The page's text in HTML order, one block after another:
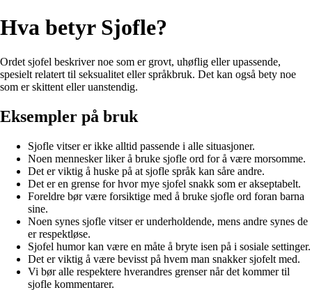
Hva betyr Sjofle?
Ordet sjofel beskriver noe som er grovt, uhøflig eller upassende,
spesielt relatert til seksualitet eller språkbruk. Det kan også bety noe
som er skittent eller uanstendig.
Eksempler på bruk
Sjofle vitser er ikke alltid passende i alle situasjoner.
Noen mennesker liker å bruke sjofle ord for å være morsomme.
Det er viktig å huske på at sjofle språk kan såre andre.
Det er en grense for hvor mye sjofel snakk som er akseptabelt.
Foreldre bør være forsiktige med å bruke sjofle ord foran barna
sine.
Noen synes sjofle vitser er underholdende, mens andre synes de
er respektløse.
Sjofel humor kan være en måte å bryte isen på i sosiale settinger.
Det er viktig å være bevisst på hvem man snakker sjofelt med.
Vi bør alle respektere hverandres grenser når det kommer til
sjofle kommentarer.